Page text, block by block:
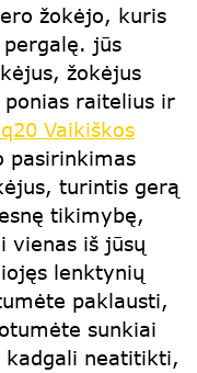
žokėjo, kuris
jūs
žokėjus
raitelius ir
Vaikiškos
pasirinkimas
turintis gerą
tikimybę,
vienas iš jūsų
lenktynių
paklausti,
sunkiai
kadgali neatitikti,